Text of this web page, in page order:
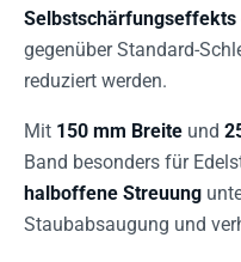
Selbstschärfungseffekts
gegenüber Standard-
reduziert werden.
Mit 150 mm Breite und
Band besonders für
halboffene Streuung
Staubabsaugung und